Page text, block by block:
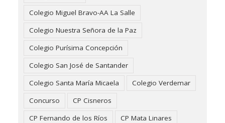
Colegio Miguel Bravo-AA La Salle
Colegio Nuestra Señora de la Paz
Colegio Purísima Concepción
Colegio San José de Santander
Colegio Santa María Micaela
Colegio Verdemar
Concurso
CP Cisneros
CP Fernando de los Ríos
CP Mata Linares